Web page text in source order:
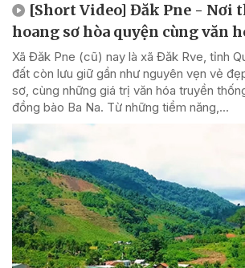
[Short Video] Đăk Pne - Nơi
hoang sơ hòa quyện cùng văn
Xã Đăk Pne (cũ) nay là xã Đăk Rve, tỉnh
đất còn lưu giữ gần như nguyên vẹn vẻ
sơ, cùng những giá trị văn hóa truyền
đồng bào Ba Na. Từ những tiềm năng,...